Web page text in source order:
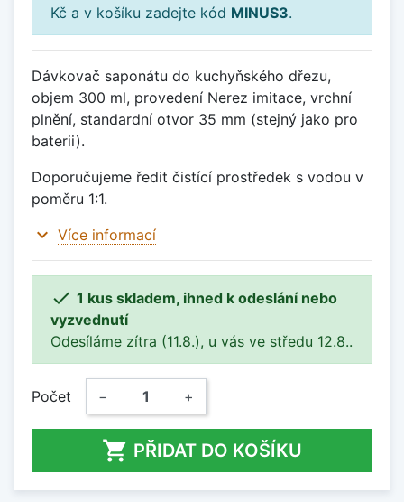
Kč a v košíku zadejte kód MINUS3.
Dávkovač saponátu do kuchyňského dřezu,
objem 300 ml, provedení Nerez imitace, vrchní
plnění, standardní otvor 35 mm (stejný jako pro
baterii).
Doporučujeme ředit čistící prostředek s vodou v
poměru 1:1.
expand_more Více informací
 1 kus skladem, ihned k odeslání nebo
vyzvednutí
Odesíláme zítra (11.8.), u vás ve středu 12.8..
Počet − +
 PŘIDAT DO KOŠÍKU